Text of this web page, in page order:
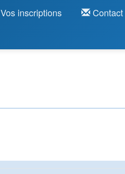
Vos inscriptions Contact